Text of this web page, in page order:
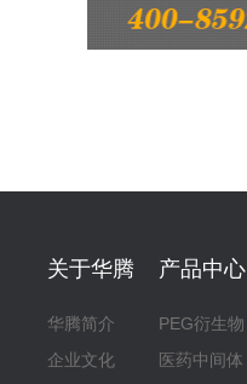
关于华腾
华腾简介
企业文化
产品中心
PEG衍生物
医药中间体